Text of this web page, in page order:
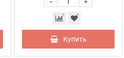
+
Купить